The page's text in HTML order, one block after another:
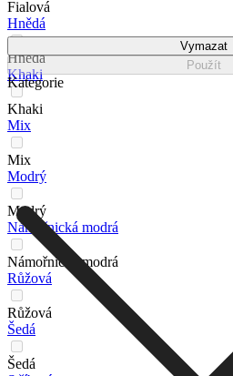
Fialová
Hnědá
Hnědá
Khaki
Khaki
Mix
Mix
Modrý
Modrý
Námořnická modrá
Námořnická modrá
Růžová
Růžová
Šedá
Šedá
Vymazat
Použít
Kategorie